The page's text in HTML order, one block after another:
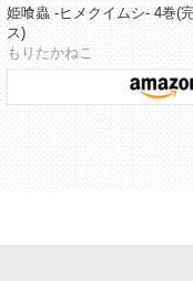
姫喰蟲 -ヒメクイムシ- 4巻(
ス)
もりたかねこ